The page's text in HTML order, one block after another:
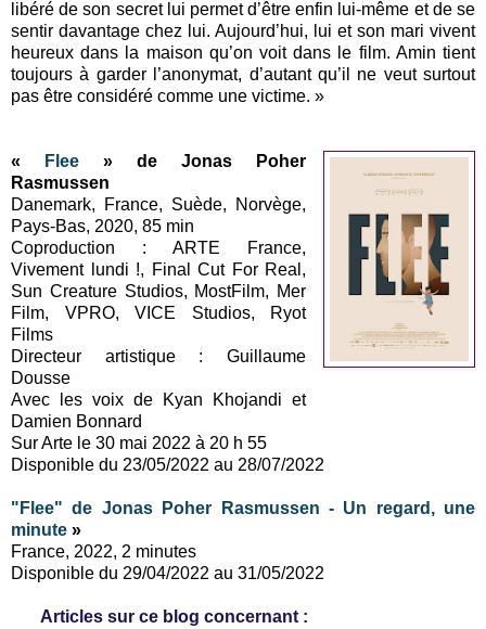
libéré de son secret lui permet d’être enfin lui-même et de se
sentir davantage chez lui. Aujourd’hui, lui et son mari vivent
heureux dans la maison qu’on voit dans le film. Amin tient
toujours à garder l’anonymat, d’autant qu’il ne veut surtout
pas être considéré comme une victime. »
« Flee » de Jonas Poher
Rasmussen
Danemark, France, Suède, Norvège,
Pays-Bas, 2020, 85 min
Coproduction : ARTE France,
Vivement lundi !, Final Cut For Real,
Sun Creature Studios, MostFilm, Mer
Film, VPRO, VICE Studios, Ryot
Films
Directeur artistique : Guillaume
Dousse
Avec les voix de Kyan Khojandi et
Damien Bonnard
Sur Arte le 30 mai 2022 à 20 h 55
Disponible du 23/05/2022 au 28/07/2022
"Flee" de Jonas Poher Rasmussen - Un regard, une
minute »
France, 2022, 2 minutes
Disponible du 29/04/2022 au 31/05/2022
Articles sur ce blog concernant :